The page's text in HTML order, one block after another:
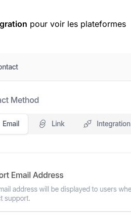
pour voir les plateformes